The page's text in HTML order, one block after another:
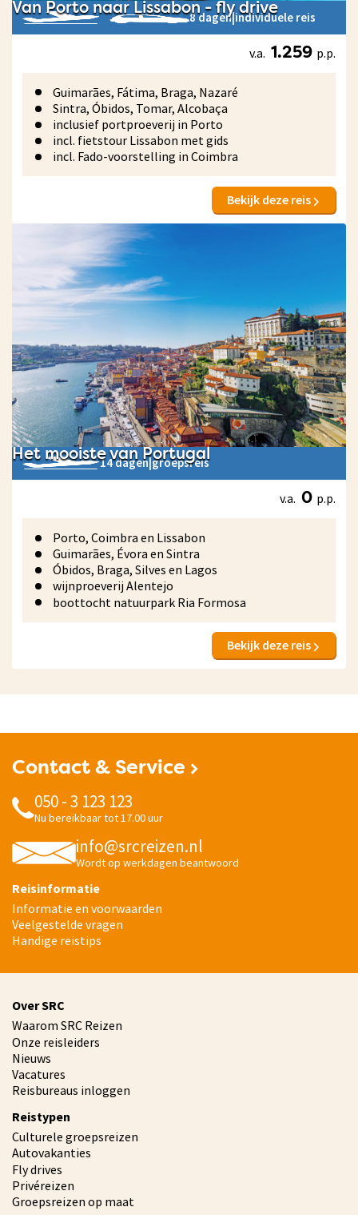
Van Porto naar Lissabon - fly drive
8 dagen|individuele reis
v.a. 1.259 p.p.
Guimarães, Fátima, Braga, Nazaré
Sintra, Óbidos, Tomar, Alcobaça
inclusief portproeverij in Porto
incl. fietstour Lissabon met gids
incl. Fado-voorstelling in Coimbra
Bekijk deze reis
Het mooiste van Portugal
14 dagen groepsreis
v.a. 0 p.p.
Porto, Coimbra en Lissabon
Guimarães, Évora en Sintra
Óbidos, Braga, Silves en Lagos
wijnproeverij Alentejo
boottocht natuurpark Ria Formosa
Bekijk deze reis
Contact & Service
050 - 3 123 123
Nu bereikbaar tot 17.00 uur
info@srcreizen.nl
Wordt op werkdagen beantwoord
Reisinformatie
Informatie en voorwaarden
Veelgestelde vragen
Handige reistips
Over SRC
Waarom SRC Reizen
Onze reisleiders
Nieuws
Vacatures
Reisbureaus inloggen
Reistypen
Culturele groepsreizen
Autovakanties
Fly drives
Privéreizen
Groepsreizen op maat